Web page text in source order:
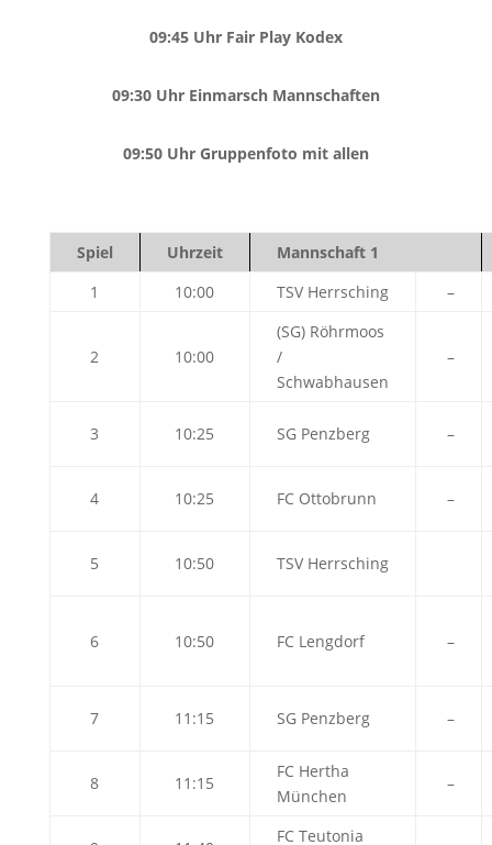
09:45 Uhr Fair Play Kodex
09:30 Uhr Einmarsch Mannschaften
09:50 Uhr Gruppenfoto mit allen
Spiel Uhrzeit
Mannschaft 1
1
10:00 TSV Herrsching –
2 10:00
(SG) Röhrmoos
/
Schwabhausen
–
3 10:25 SG Penzberg –
4 10:25 FC Ottobrunn –
5 10:50 TSV Herrsching
6 10:50 FC Lengdorf –
7 11:15 SG Penzberg –
8 11:15
FC Hertha
München
–
FC Teutonia